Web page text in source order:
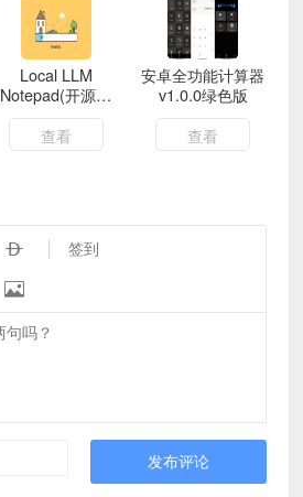
Local LLM
Notepad(开源免
费本地大语言模型
记事本)
查看
安卓全功能计算器
v1.0.0绿色版
查看
 签到

发布评论